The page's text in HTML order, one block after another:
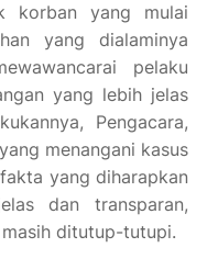
korban yang mulai
yang dialaminya
pelaku
yang lebih jelas
Pengacara,
menangani kasus
yang diharapkan
dan transparan,
ditutup-tutupi.